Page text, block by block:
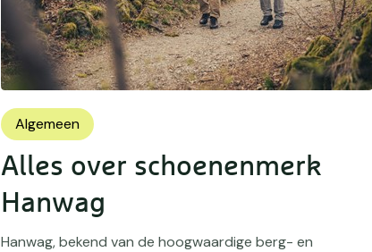
Algemeen
Alles over schoenenmerk
Hanwag
Hanwag, bekend van de hoogwaardige berg- en